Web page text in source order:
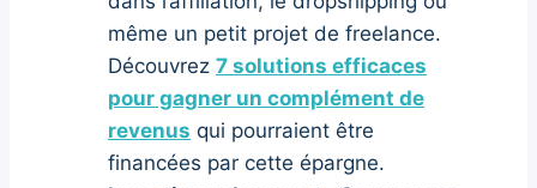
même un petit projet de freelance.
Découvrez 7 solutions efficaces
pour gagner un complément de
revenus qui pourraient être
financées par cette épargne.